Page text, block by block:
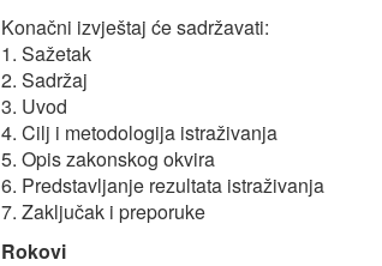
Konačni izvještaj će sadržavati:
1. Sažetak
2. Sadržaj
3. Uvod
4. Cilj i metodologija istraživanja
5. Opis zakonskog okvira
6. Predstavljanje rezultata istraživanja
7. Zaključak i preporuke
Rokovi